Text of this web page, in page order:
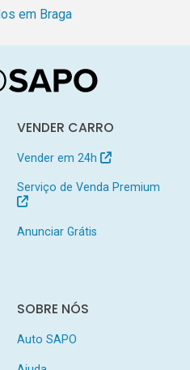
em Braga
VENDER CARRO
Vender em 24h
Serviço de Venda Premium
Anunciar Grátis
SOBRE NÓS
Auto SAPO